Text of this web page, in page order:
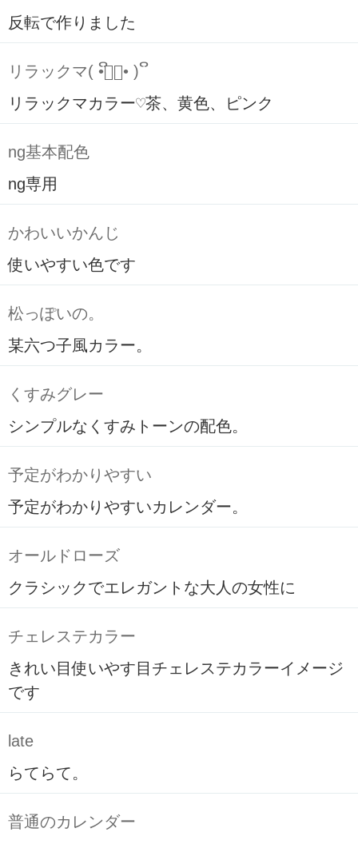
反転で作りました
リラックマ( ິ•ᆺ⃘• )ິ
リラックマカラー♡茶、黄色、ピンク
ng基本配色
ng専用
かわいいかんじ
使いやすい色です
松っぽいの。
某六つ子風カラー。
くすみグレー
シンプルなくすみトーンの配色。
予定がわかりやすい
予定がわかりやすいカレンダー。
オールドローズ
クラシックでエレガントな大人の女性に
チェレステカラー
きれい目使いやす目チェレステカラーイメージ
です
late
らてらて。
普通のカレンダー